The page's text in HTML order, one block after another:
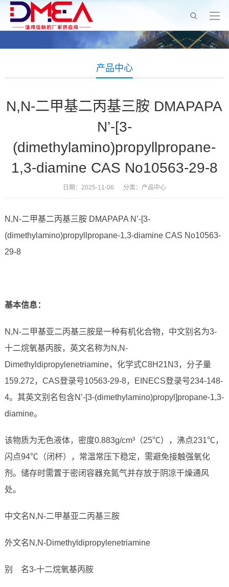
产品中心
N,N-二甲基二丙基三胺 DMAPAPA
N’-[3-
(dimethylamino)propyllpropane-
1,3-diamine CAS No10563-29-8
日期：2025-11-06 分类： 产品中心
N,N-二甲基二丙基三胺 DMAPAPA N’-[3-
(dimethylamino)propyllpropane-1,3-diamine CAS No10563-
29-8
基本信息：
N,N-二甲基亚二丙基三胺是一种有机化合物，中文别名为3-
十二烷氧基丙胺，英文名称为N,N-
Dimethyldipropylenetriamine，化学式C8H21N3，分子量
159.272，CAS登录号10563-29-8，EINECS登录号234-148-
4。其英文别名包含N’-[3-(dimethylamino)propyl]propane-1,3-
diamine。
该物质为无色液体，密度0.883g/cm³（25℃），沸点231℃，
闪点94℃（闭杯），常温常压下稳定，需避免接触强氧化
剂。储存时需置于密闭容器充氮气并存放于阴凉干燥通风
处。
中文名N,N-二甲基亚二丙基三胺
外文名N,N-Dimethyldipropylenetriamine
别 名3-十二烷氧基丙胺